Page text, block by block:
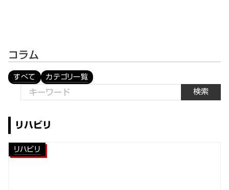
コラム
すべて カテゴリ一覧
検索
リハビリ
リハビリ